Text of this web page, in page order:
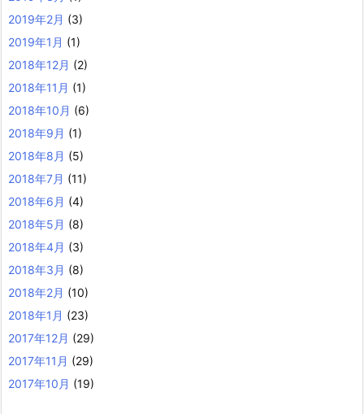
2019年2月 (3)
2019年1月 (1)
2018年12月 (2)
2018年11月 (1)
2018年10月 (6)
2018年9月 (1)
2018年8月 (5)
2018年7月 (11)
2018年6月 (4)
2018年5月 (8)
2018年4月 (3)
2018年3月 (8)
2018年2月 (10)
2018年1月 (23)
2017年12月 (29)
2017年11月 (29)
2017年10月 (19)